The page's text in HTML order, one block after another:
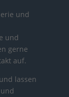
und
und
gerne
auf.
lassen